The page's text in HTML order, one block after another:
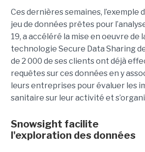
Ces dernières semaines, l’exemple
jeu de données prêtes pour
19, a accéléré la mise en oeuvre de
technologie Secure Data Sharing
de 2 000 de ses clients ont déjà
requêtes sur ces données en y
leurs entreprises pour évaluer les
sanitaire sur leur activité et
Snowsight facilite
l'exploration des données